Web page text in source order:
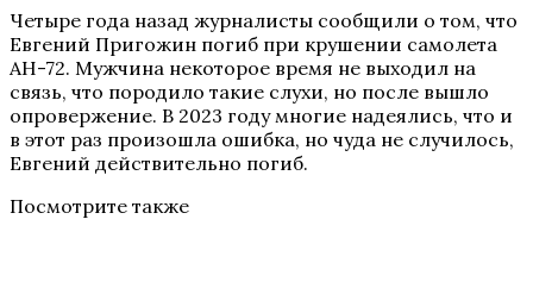
Четыре года назад журналисты сообщили о том, что
Евгений Пригожин погиб при крушении самолета
АН-72. Мужчина некоторое время не выходил на
связь, что породило такие слухи, но после вышло
опровержение. В 2023 году многие надеялись, что и
в этот раз произошла ошибка, но чуда не случилось,
Евгений действительно погиб.
Посмотрите также